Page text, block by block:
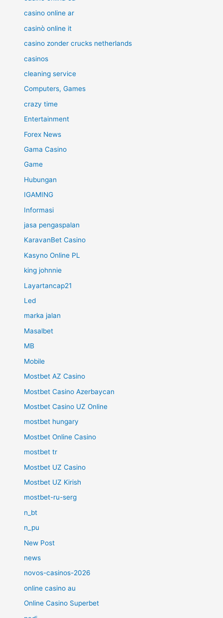
casino online ar
casinò online it
casino zonder crucks netherlands
casinos
cleaning service
Computers, Games
crazy time
Entertainment
Forex News
Gama Casino
Game
Hubungan
IGAMING
Informasi
jasa pengaspalan
KaravanBet Casino
Kasyno Online PL
king johnnie
Layartancap21
Led
marka jalan
Masalbet
MB
Mobile
Mostbet AZ Casino
Mostbet Casino Azerbaycan
Mostbet Casino UZ Online
mostbet hungary
Mostbet Online Casino
mostbet tr
Mostbet UZ Casino
Mostbet UZ Kirish
mostbet-ru-serg
n_bt
n_pu
New Post
news
novos-casinos-2026
online casino au
Online Casino Superbet